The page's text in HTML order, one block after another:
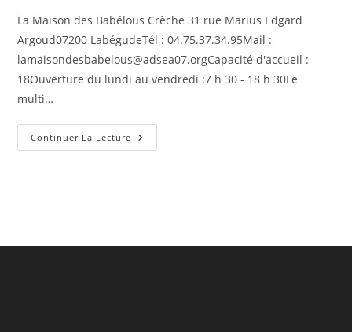
laLa Maison des Babélous Crèche 31 rue Marius Edgard
Argoud07200 LabégudeTél : 04.75.37.34.95Mail :
lamaisondesbabelous@adsea07.orgCapacité d'accueil :
18Ouverture du lundi au vendredi :7 h 30 - 18 h 30Le
multi…
Continuer La Lecture La
Maison